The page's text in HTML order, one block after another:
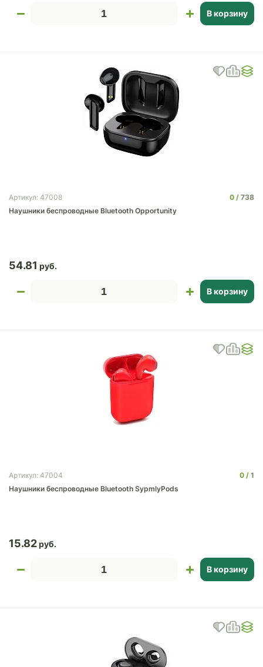
В корзину
Артикул: 47008 0
738
Наушники беспроводные Bluetooth Opportunity
54.81
В корзину
Артикул: 47004 0
1
Наушники беспроводные Bluetooth SypmlyPods
15.82
В корзину